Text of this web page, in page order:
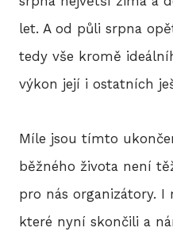
let. A od půli srpna
tedy vše kromě
výkon její i ostatních
Míle jsou tímto
běžného života není
pro nás organizátory. I
které nyní skončili a